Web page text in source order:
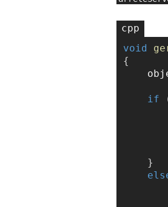
void
{
if
}